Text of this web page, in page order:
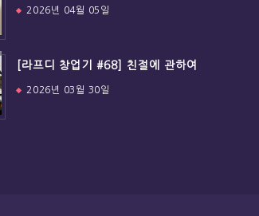
2026년 04월 05일
[라프디 창업기 #68] 친절에 관하여
2026년 03월 30일